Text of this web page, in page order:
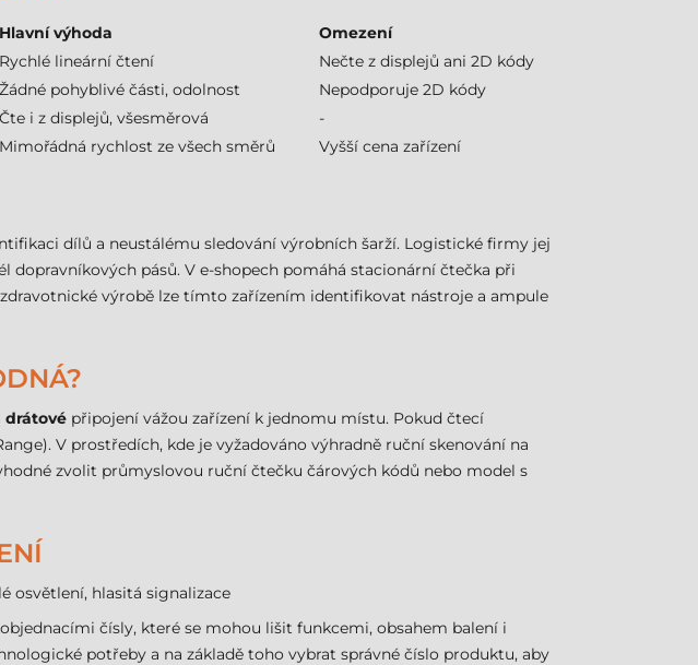
Hlavní výhoda
Omezení
Rychlé lineární čtení
Nečte z displejů ani 2D kódy
Žádné pohyblivé části, odolnost
Nepodporuje 2D kódy
Čte i z displejů, všesměrová
-
Mimořádná rychlost ze všech směrů Vyšší cena zařízení
dílů a neustálému sledování výrobních šarží. Logistické firmy jej
pásů. V e-shopech pomáhá stacionární čtečka při
výrobě lze tímto zařízením identifikovat nástroje a ampule
drátové připojení vážou zařízení k jednomu místu. Pokud čtecí
V prostředích, kde je vyžadováno výhradně ruční skenování na
zvolit průmyslovou ruční čtečku čárových kódů nebo model s
osvětlení, hlasitá signalizace
čísly, které se mohou lišit funkcemi, obsahem balení i
potřeby a na základě toho vybrat správné číslo produktu, aby